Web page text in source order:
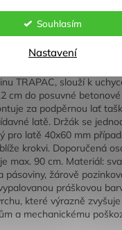
Souhlasím
Nastavení
TRAPAC, slouží k
cm do posuvné
za podpěrnou lať
latě. Držák se
pro latě 40x60 mm
krokvi. Doporučená
max. 90 cm. Materiál:
pásoviny, žárově
práškovou
které výrazně
a mechanickému